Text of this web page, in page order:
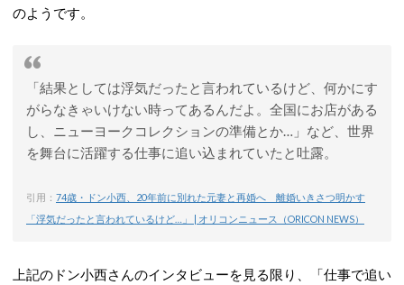
のようです。
「結果としては浮気だったと言われているけど、何かにす
がらなきゃいけない時ってあるんだよ。全国にお店がある
し、ニューヨークコレクションの準備とか…」など、世界
を舞台に活躍する仕事に追い込まれていたと吐露。
引用： 74歳・ドン小西、20年前に別れた元妻と再婚へ 離婚いきさつ明かす
「浮気だったと言われているけど…」 | オリコンニュース（ORICON NEWS）
上記のドン小西さんのインタビューを見る限り、「仕事で追い